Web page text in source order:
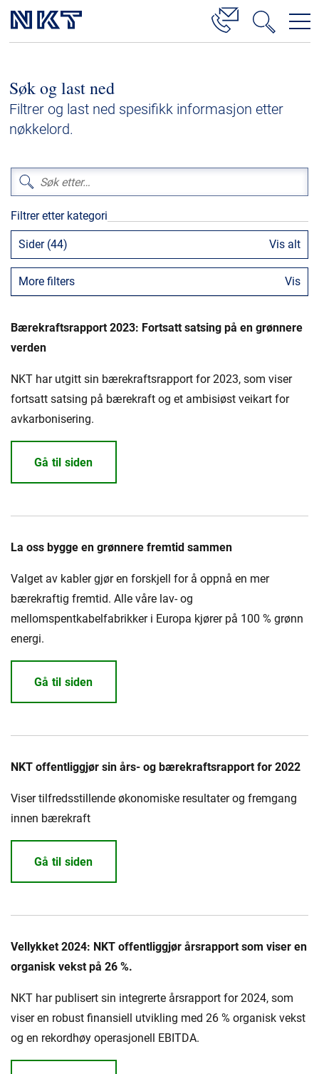
Høyspenningskabelløsninger
Kabelservice
Lavspenning
Høyspenningskabeltilbehør
Mellomspenningskabeltilbehør
Referanser
Nedlastinger
Presse og arrangementer
NKT ved første øyekast
Bærekraft
Søk og last ned
Filtrer og last ned spesifikk informasjon etter
nøkkelord.
Filtrer etter kategori
Sider (44) Vis alt
More filters Vis
Bærekraftsrapport 2023: Fortsatt satsing på en grønnere
verden
NKT har utgitt sin bærekraftsrapport for 2023, som viser
fortsatt satsing på bærekraft og et ambisiøst veikart for
avkarbonisering.
Gå til siden
La oss bygge en grønnere fremtid sammen
Valget av kabler gjør en forskjell for å oppnå en mer
bærekraftig fremtid. Alle våre lav- og
mellomspentkabelfabrikker i Europa kjører på 100 % grønn
energi.
Gå til siden
NKT offentliggjør sin års- og bærekraftsrapport for 2022
Viser tilfredsstillende økonomiske resultater og fremgang
innen bærekraft
Gå til siden
Vellykket 2024: NKT offentliggjør årsrapport som viser en
organisk vekst på 26 %.
NKT har publisert sin integrerte årsrapport for 2024, som
viser en robust finansiell utvikling med 26 % organisk vekst
og en rekordhøy operasjonell EBITDA.